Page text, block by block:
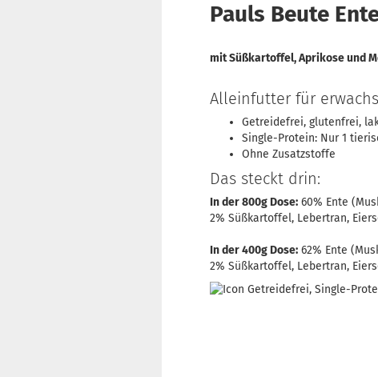
Pauls Beute
mit Süßkartoffel, Aprikose und
Alleinfutter für
Getreidefrei, glutenfrei,
Single-Protein: Nur 1
Ohne Zusatzstoffe
Das steckt drin:
In der 800g Dose: 60% Ente
2% Süßkartoffel, Lebertran,
In der 400g Dose: 62% Ente
2% Süßkartoffel, Lebertran,